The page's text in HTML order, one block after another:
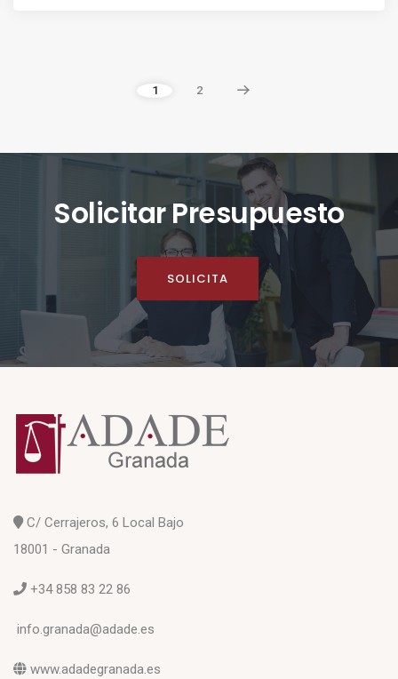
1 2
Solicitar Presupuesto
SOLICITA
C/ Cerrajeros, 6 Local Bajo
18001 - Granada
+34 858 83 22 86
info.granada@adade.es
www.adadegranada.es